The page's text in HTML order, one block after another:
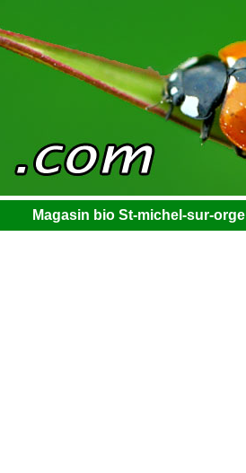
Magasin bio St-michel-sur-orge